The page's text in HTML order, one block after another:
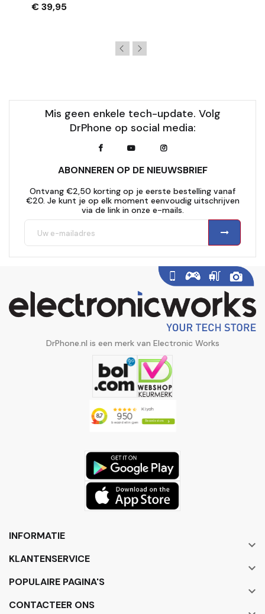
€ 39,95
Mis geen enkele tech-update. Volg
DrPhone op social media:
ABONNEREN OP DE NIEUWSBRIEF
Ontvang €2,50 korting op je eerste bestelling vanaf
€20. Je kunt je op elk moment eenvoudig uitschrijven
via de link in onze e-mails.
DrPhone.nl is een merk van Electronic Works
INFORMATIE

KLANTENSERVICE

POPULAIRE PAGINA'S

CONTACTEER ONS